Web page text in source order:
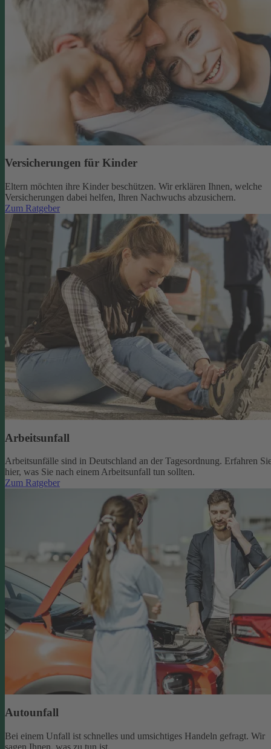
Versicherungen für Kinder
Eltern möchten ihre Kinder beschützen. Wir erklären Ihnen, welche
Versicherungen dabei helfen, Ihren Nachwuchs abzusichern.
Zum Ratgeber
Arbeitsunfall
Arbeitsunfälle sind in Deutschland an der Tagesordnung. Erfahren
hier, was Sie nach einem Arbeitsunfall tun sollten.
Zum Ratgeber
Autounfall
Bei einem Unfall ist schnelles und umsichtiges Handeln gefragt. Wir
sagen Ihnen, was zu tun ist.